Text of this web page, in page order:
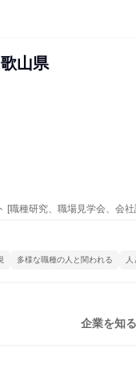
山県
職種研究、職場見学会、会
多様な職種の人と関われる
企業を知る